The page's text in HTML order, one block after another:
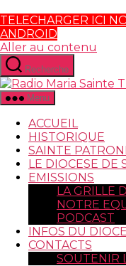
TELECHARGER ICI
ANDROID
Aller au contenu
Recherche
Menu
ACCUEIL
HISTORIQUE
SAINTE
LE DIOCESE DE
EMISSIONS
LA GRILLE
NOTRE
PODCAST
INFOS DU
CONTACTS
SOUTENIR